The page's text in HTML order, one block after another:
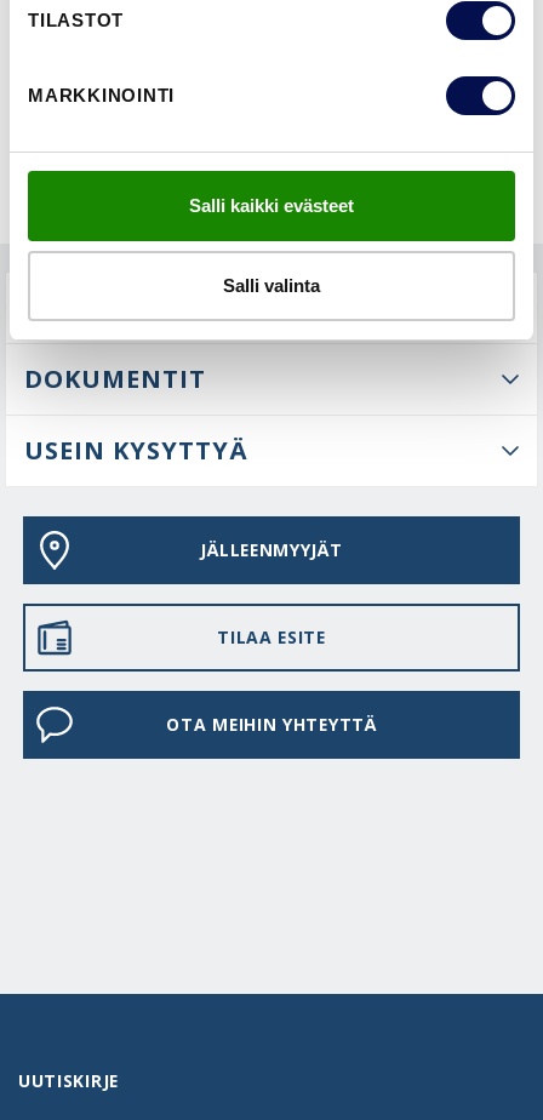
TILASTOT
MARKKINOINTI
Salli kaikki evästeet
Salli valinta
DOKUMENTIT
USEIN KYSYTTYÄ
JÄLLEENMYYJÄT
TILAA ESITE
OTA MEIHIN YHTEYTTÄ
UUTISKIRJE